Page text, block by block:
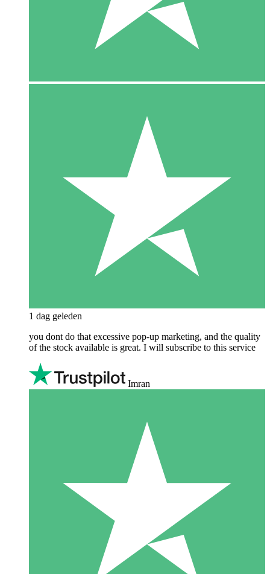
1 dag geleden
you dont do that excessive pop-up marketing, and the quality
of the stock available is great. I will subscribe to this service
Imran